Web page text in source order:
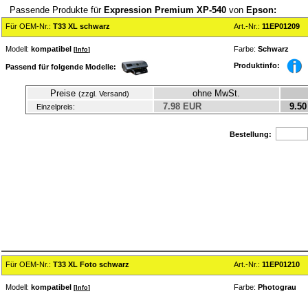
Passende Produkte für Expression Premium XP-540 von Epson:
Für OEM-Nr.: T33 XL schwarz Art.-Nr.: 11EP01209
Modell: kompatibel [ Info] Farbe: Schwarz
Passend für folgende Modelle: Produktinfo:
Preise (zzgl. Versand) ohne MwSt.
Einzelpreis: 7.98 EUR 9.50
Bestellung:
Für OEM-Nr.: T33 XL Foto schwarz Art.-Nr.: 11EP01210
Modell: kompatibel [ Info] Farbe: Photograu